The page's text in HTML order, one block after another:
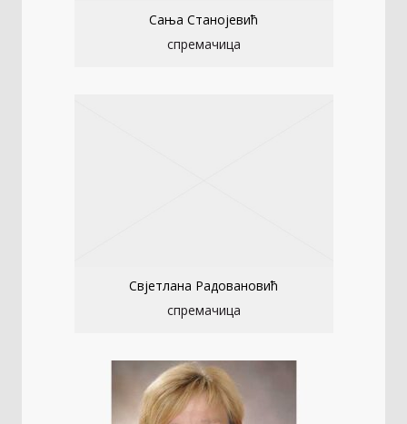
Сања Станојевић
спремачица
Свјетлана Радовановић
спремачица